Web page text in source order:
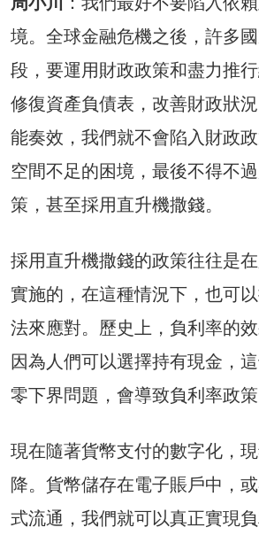
境。全球金融危機之後，許多
段，要運用財政政策和盡力推
修復資產負債表，改善財政狀
能奏效，我們就不會陷入財政
空間不足的困境，最後不得不
策，甚至採用直升機撒錢。
採用直升機撒錢的政策往往是
實施的，在這種情況下，也可
法來應對。歷史上，負利率的
因為人們可以選擇持有現金，
零下界問題，會導致負利率政策
現在隨著貨幣支付的數字化，
降。貨幣儲存在電子賬戶中，
式流通，我們就可以真正實現